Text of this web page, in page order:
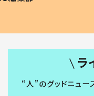
ラ
“人”のグッドニュー